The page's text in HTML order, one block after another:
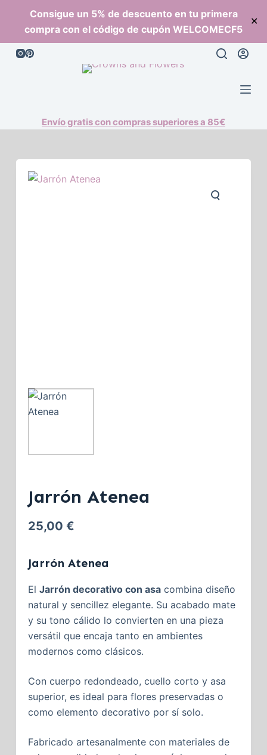
Consigue un 5% de descuento en tu primera
compra con el código de cupón WELCOMECF5
✕
l
Envío gratis con compras superiores a 85€
Jarrón Atenea
25,00 €
Jarrón Atenea
El Jarrón decorativo con asacombina diseño
natural y sencillez elegante. Su acabado mate
y su tono cálido lo convierten en una pieza
versátil que encaja tanto en ambientes
modernos como clásicos.
Con cuerpo redondeado, cuello corto y asa
superior, es ideal para flores preservadas o
como elemento decorativo por sí solo.
Fabricado artesanalmente con materiales de